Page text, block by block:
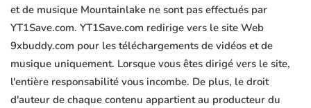
et de musique Mountainlake ne sont pas effectués par
YT1Save.com. YT1Save.com redirige vers le site Web
9xbuddy.com pour les téléchargements de vidéos et de
musique uniquement. Lorsque vous êtes dirigé vers le site,
l'entière responsabilité vous incombe. De plus, le droit
d'auteur de chaque contenu appartient au producteur du